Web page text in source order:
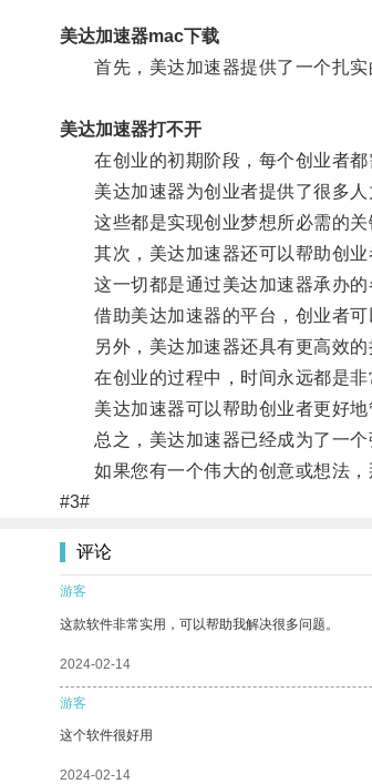
美达加速器mac下载
首先，美达加速器提供了一个扎实
美达加速器打不开
在创业的初期阶段，每个创业者都
美达加速器为创业者提供了很多人
这些都是实现创业梦想所必需的关
其次，美达加速器还可以帮助创业
这一切都是通过美达加速器承办的
借助美达加速器的平台，创业者可
另外，美达加速器还具有更高效的
在创业的过程中，时间永远都是非
美达加速器可以帮助创业者更好地
总之，美达加速器已经成为了一个
如果您有一个伟大的创意或想法，
#3#
评论
游客
这款软件非常实用，可以帮助我解决很多问题。
2024-02-14
游客
这个软件很好用
2024-02-14